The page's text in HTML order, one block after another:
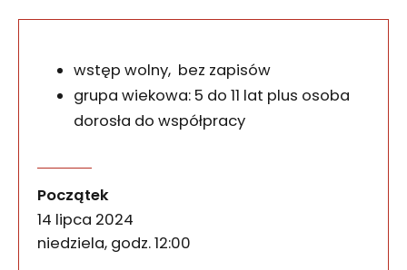
wstęp wolny, bez zapisów
grupa wiekowa: 5 do 11 lat plus osoba
dorosła do współpracy
Zapraszamy dzieci wraz z opiekunami na
Początek
14 lipca 2024
niedziela, godz. 12:00